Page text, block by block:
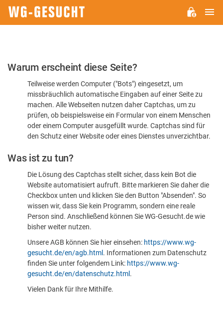
Bitte
dass
sind
Warum erscheint diese Seite?
Teilweise werden Computer ("Bots") eingesetzt, um
missbräuchlich automatische Eingaben auf einer Seite zu
machen. Alle Webseiten nutzen daher Captchas, um zu
prüfen, ob beispielsweise ein Formular von einem Menschen
oder einem Computer ausgefüllt wurde. Captchas sind für
den Schutz einer Website oder eines Dienstes unverzichtbar.
Was ist zu tun?
Die Lösung des Captchas stellt sicher, dass kein Bot die
Website automatisiert aufruft. Bitte markieren Sie daher die
Checkbox unten und klicken Sie den Button "Absenden". So
wissen wir, dass Sie kein Programm, sondern eine reale
Person sind. Anschließend können Sie WG-Gesucht.de wie
bisher weiter nutzen.
Unsere AGB können Sie hier einsehen: https://www.wg-
gesucht.de/en/agb.html . Informationen zum Datenschutz
finden Sie unter folgendem Link: https://www.wg-
gesucht.de/en/datenschutz.html .
Vielen Dank für Ihre Mithilfe.